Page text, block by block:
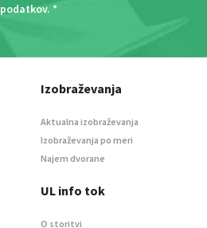
podatkov. *
Izobraževanja
Aktualna izobraževanja
Izobraževanja po meri
Najem dvorane
UL info tok
O storitvi